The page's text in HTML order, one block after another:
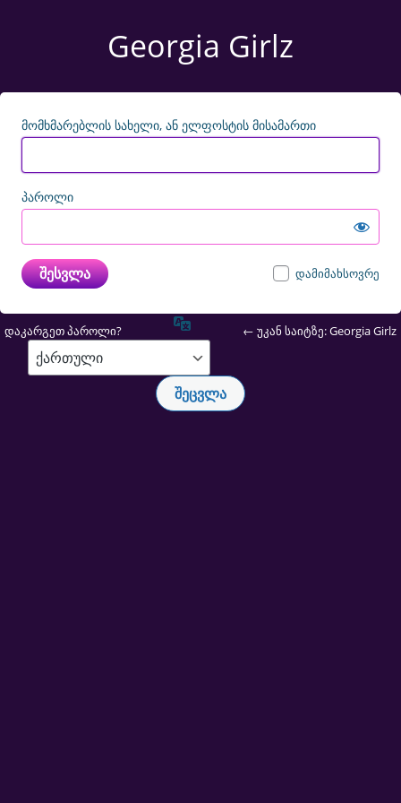
Georgia Girlz
მომხმარებლის სახელი, ან ელფოსტის მისამართი
პაროლი
დამიმახსოვრე
დაკარგეთ პაროლი? ← უკან საიტზე: Georgia Girlz
ენა